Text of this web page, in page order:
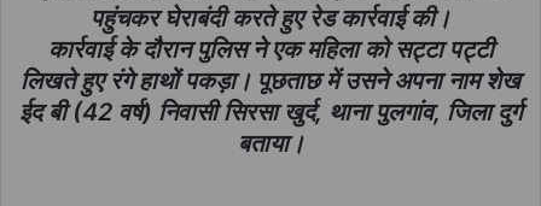
पहुंचकर घेराबंदी करते हुए रेड कार्रवाई की।
कार्रवाई के दौरान पुलिस ने एक महिला को सट्टा पट्टी
लिखते हुए रंगे हाथों पकड़ा। पूछताछ में उसने अपना नाम शेख
ईद बी (42 वर्ष) निवासी सिरसा खुर्द, थाना पुलगांव, जिला दुर्ग
बताया।